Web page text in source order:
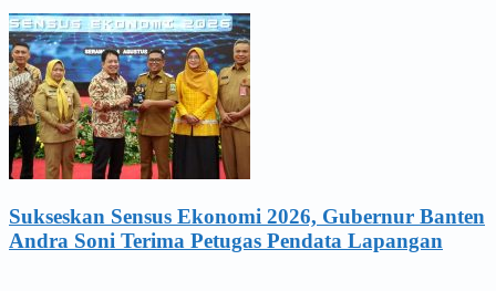
Sukseskan Sensus Ekonomi 2026, Gubernur Banten
Andra Soni Terima Petugas Pendata Lapangan